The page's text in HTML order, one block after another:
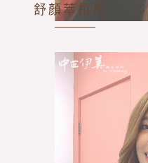
舒顏萃拉提